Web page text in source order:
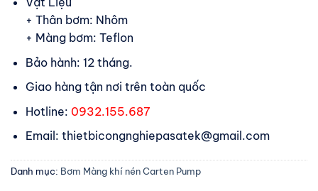
+ Thân bơm: Nhôm
+ Màng bơm: Teflon
Bảo hành: 12 tháng.
Giao hàng tận nơi trên toàn quốc
Hotline: 0932.155.687
Email: thietbicongnghiepasatek@gmail.com
Danh mục: Bơm Màng khí nén Carten Pump